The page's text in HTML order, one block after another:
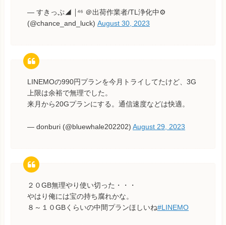
— すきっぷ◢ ￨⁴⁶ ＠出荷作業者/TL浄化中⚙️
(@chance_and_luck) August 30, 2023
LINEMOの990円プランを今月トライしてたけど、3G
上限は余裕で無理でした。
来月から20Gプランにする。通信速度などは快適。
— donburi (@bluewhale202202) August 29, 2023
２０GB無理やり使い切った・・・
やはり俺には宝の持ち腐れかな。
８～１０GBくらいの中間プランほしいね#LINEMO